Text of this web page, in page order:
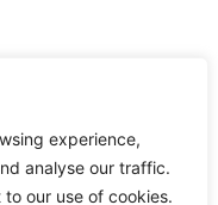
experience,
analyse our traffic.
our use of cookies.